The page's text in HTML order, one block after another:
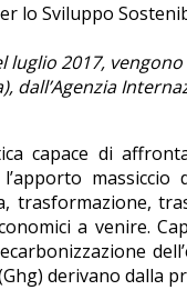
lo Sviluppo
luglio 2017,
dall’Agenzia
capace di
trasformazione,
a venire.
derivano dalla